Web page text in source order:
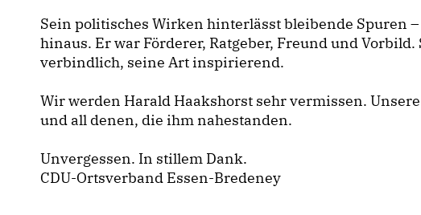
Sein politisches Wirken hinterlässt bleibende Spuren
hinaus. Er war Förderer, Ratgeber, Freund und
verbindlich, seine Art inspirierend.
Wir werden Harald Haakshorst sehr vermissen.
und all denen, die ihm nahestanden.
Unvergessen. In stillem Dank.
CDU-Ortsverband Essen-Bredeney